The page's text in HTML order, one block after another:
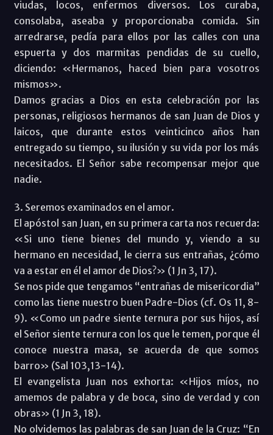
viudas, locos, enfermos diversos. Los curaba,
consolaba, aseaba y proporcionaba comida. Sin
arredrarse, pedía para ellos por las calles con una
espuerta y dos marmitas pendidas de su cuello,
diciendo: «Hermanos, haced bien para vosotros
mismos».
Damos gracias a Dios en esta celebración por las
personas, religiosos hermanos de san Juan de Dios y
laicos, que durante estos veinticinco años han
entregado su tiempo, su ilusión y su vida por los más
necesitados. El Señor sabe recompensar mejor que
nadie.
3. Seremos examinados en el amor.
El apóstol san Juan, en su primera carta nos recuerda:
«Si uno tiene bienes del mundo y, viendo a su
hermano en necesidad, le cierra sus entrañas, ¿cómo
va a estar en él el amor de Dios?» (1 Jn 3, 17).
Se nos pide que tengamos “entrañas de misericordia”
como las tiene nuestro buen Padre-Dios (cf. Os 11, 8-
9). «Como un padre siente ternura por sus hijos, así
el Señor siente ternura con los que le temen, porque él
conoce nuestra masa, se acuerda de que somos
barro» (Sal 103,13-14).
El evangelista Juan nos exhorta: «Hijos míos, no
amemos de palabra y de boca, sino de verdad y con
obras» (1 Jn 3, 18).
No olvidemos las palabras de san Juan de la Cruz: “En